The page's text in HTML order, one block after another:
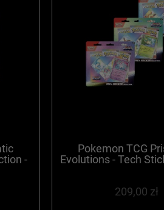
-
Pokemon TCG
Evolutions - Tech
209,00 zł